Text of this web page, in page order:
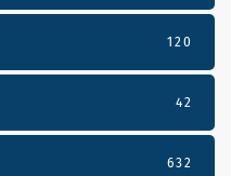
120
42
632